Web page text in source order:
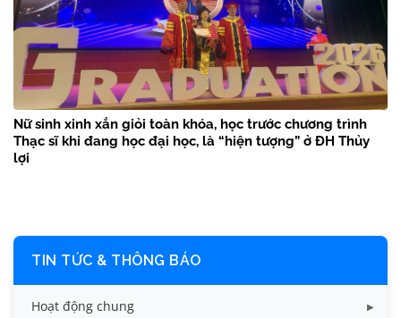
Nữ sinh xinh xắn giỏi toàn khóa, học trước chương trình
Thạc sĩ khi đang học đại học, là “hiện tượng” ở ĐH Thủy
lợi
TIN TỨC & THÔNG BÁO
Hoạt động chung